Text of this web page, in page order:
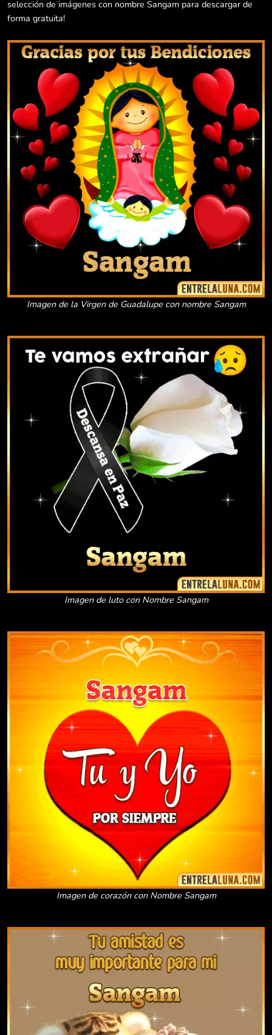
selección de imágenes con nombre Sangam para descargar de
forma gratuita!
Imagen de la Virgen de Guadalupe con nombre Sangam
Imagen de luto con Nombre Sangam
Imagen de corazón con Nombre Sangam